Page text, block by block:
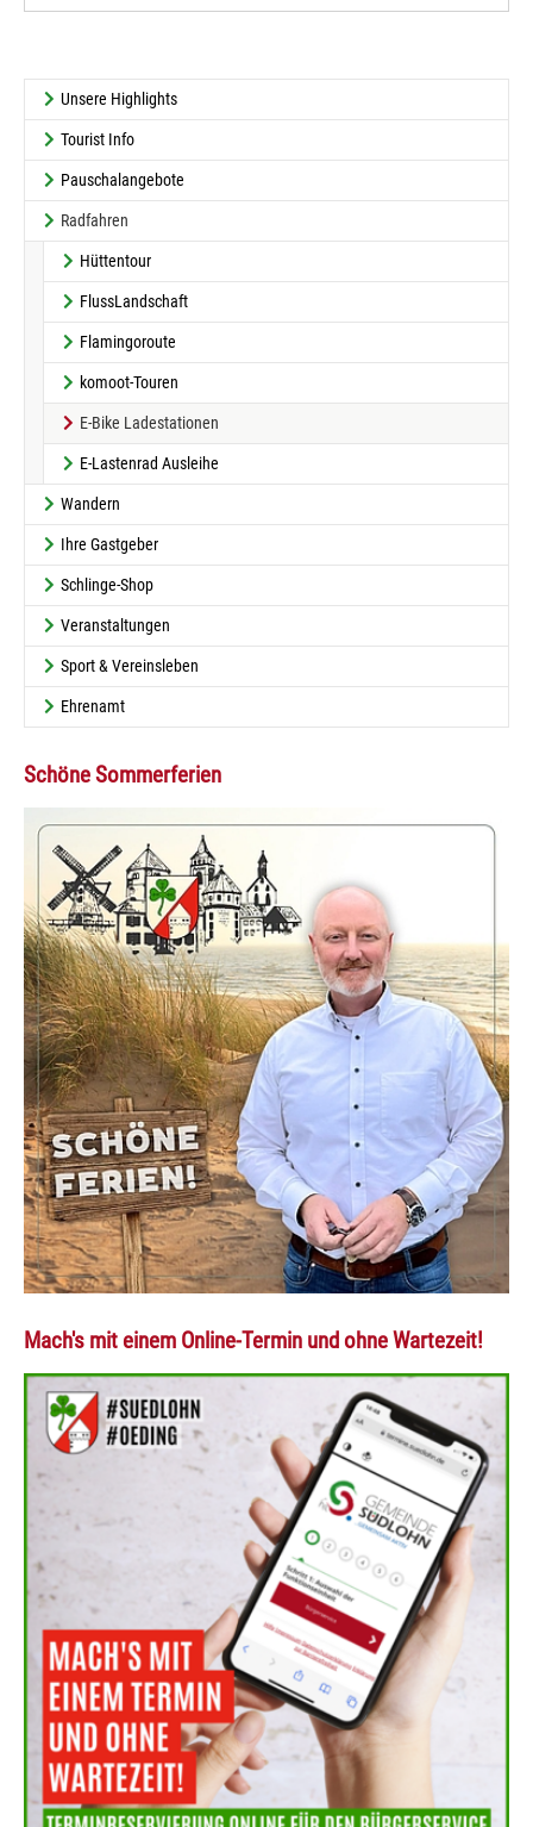
Unsere Highlights
Tourist Info
Pauschalangebote
Radfahren
Hüttentour
FlussLandschaft
Flamingoroute
komoot-Touren
E-Bike Ladestationen
E-Lastenrad Ausleihe
Wandern
Ihre Gastgeber
Schlinge-Shop
Veranstaltungen
Sport & Vereinsleben
Ehrenamt
Schöne Sommerferien
Mach's mit einem Online-Termin und ohne Wartezeit!